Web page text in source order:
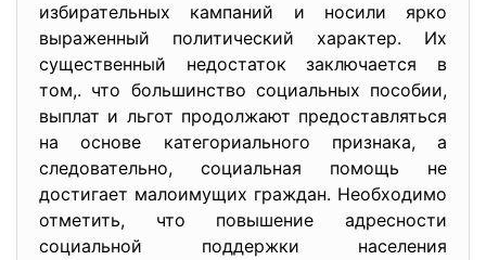
избирательных кампаний и носили ярко
выраженный политический характер. Их
существенный недостаток заключается в
том,. что большинство социальных пособии,
выплат и льгот продолжают предоставляться
на основе категориального признака, а
следовательно, социальная помощь не
достигает малоимущих граждан. Необходимо
отметить, что повышение адресности
социальной поддержки населения